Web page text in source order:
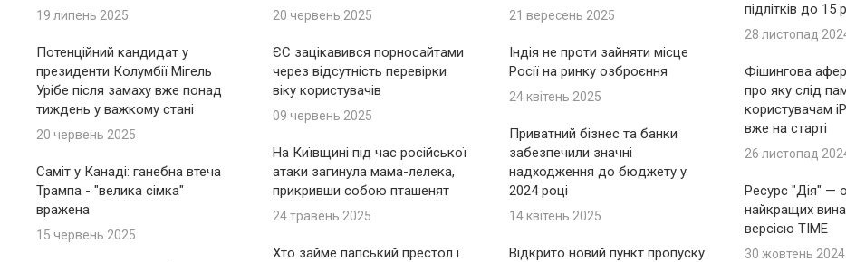
19 липень 2025
Потенційний кандидат у
президенти Колумбії Мігель
Урібе після замаху вже понад
тиждень у важкому стані
20 червень 2025
Саміт у Канаді: ганебна втеча
Трампа - "велика сімка"
вражена
15 червень 2025
20 червень 2025
ЄС зацікавився порносайтами
через відсутність перевірки
віку користувачів
09 червень 2025
На Київщині під час російської
атаки загинула мама-лелека,
прикривши собою пташенят
24 травень 2025
Хто займе папський престол і
21 вересень 2025
Індія не проти зайняти місце
Росії на ринку озброєння
24 квітень 2025
Приватний бізнес та банки
забезпечили значні
надходження до бюджету у
2024 році
14 квітень 2025
Відкрито новий пункт пропуску
підлітків до 15
28 листопад
Фішингова
про яку слід
користувачам
вже на старті
26 листопад
Ресурс "Дія" —
найкращих
версією TIME
30 жовтень 2024